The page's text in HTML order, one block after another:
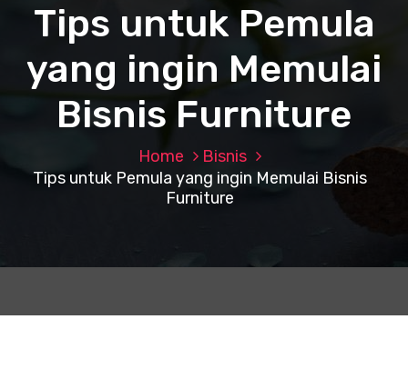
Tips untuk Pemula
yang ingin Memulai
Bisnis Furniture
Home
Bisnis
Tips untuk Pemula yang ingin Memulai Bisnis
Furniture